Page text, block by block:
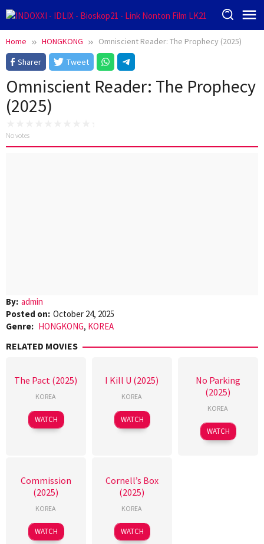
to
content
Home HONGKONG
Omniscient Reader: The Prophecy (2025)
Sharer
Tweet
Omniscient Reader: The Prophecy
(2025)
No votes
By: admin
Posted on: October 24, 2025
Genre: HONGKONG, KOREA
RELATED MOVIES
The Pact (2025)
KOREA
WATCH
I Kill U (2025)
KOREA
WATCH
No Parking
(2025)
KOREA
WATCH
Commission
(2025)
KOREA
WATCH
Cornell’s Box
(2025)
KOREA
WATCH